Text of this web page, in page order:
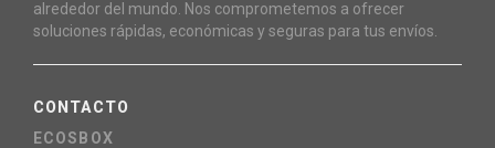
alrededor del mundo. Nos comprometemos a ofrecer
soluciones rápidas, económicas y seguras para tus envíos.
CONTACTO
ECOSBOX